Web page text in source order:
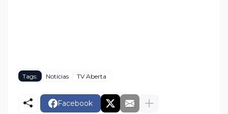
Tags: Notícias TV Aberta
Facebook